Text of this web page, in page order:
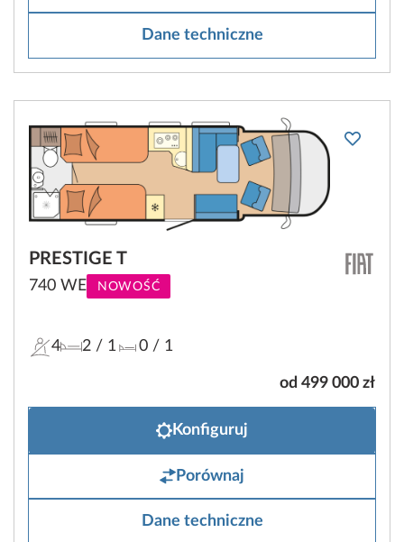
Dane techniczne
PRESTIGE T
740 WE NOWOŚĆ
4 2 / 1 0/ 1
od 499 000 zł
Konfiguruj
Porównaj
Dane techniczne